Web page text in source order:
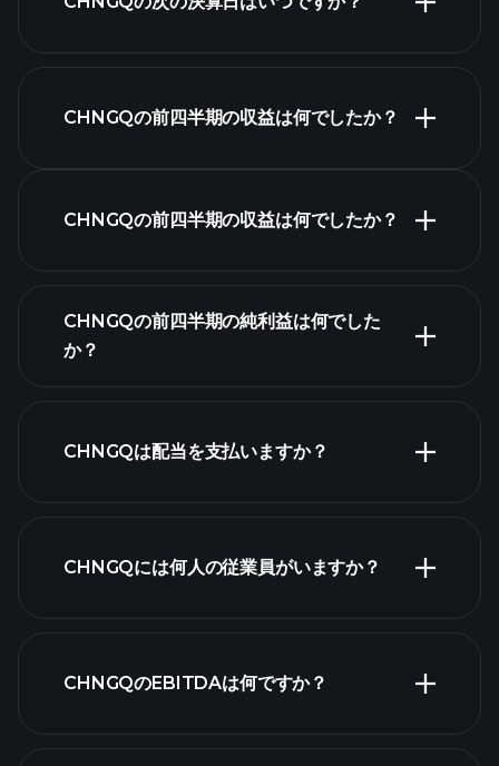
CHNGQの前四半期の収益は何でしたか？
CHNGQの前四半期の収益は何でしたか？
CHNGQの前四半期の純利益は何でした
か？
CHNGQは配当を支払いますか？
CHNGQには何人の従業員がいますか？
用主
CHNGQのEBITDAは何ですか？